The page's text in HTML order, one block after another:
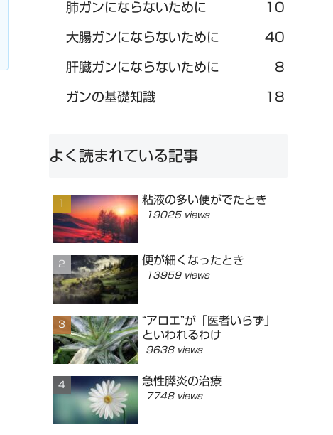
ガンの基礎知識 18
大腸ガンにならないために 40
肝臓ガンにならないために 8
肺ガンにならないために 10
よく読まれている記事
粘液の多い便がでたとき
19025 views
便が細くなったとき
13959 views
“アロエ”が「医者いらず」
といわれるわけ
9638 views
急性膵炎の治療
7748 views